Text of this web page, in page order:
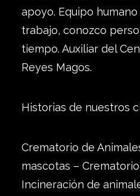
apoyo. Equipo
trabajo, conozco
tiempo. Auxiliar del
Reyes Magos.
Historias de nuestros
Crematorio de
mascotas –
Incineración de